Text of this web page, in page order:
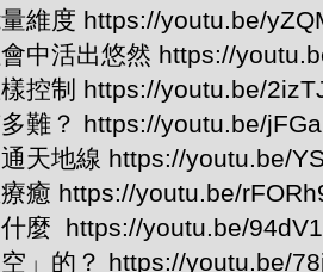
維度 https://youtu.be/
中活出悠然 https://
控制 https://youtu.be/
難？ https://youtu.be/
天地線 https://youtu.be/
癒 https://youtu.be/
麼 https://youtu.be/
」的？ https://youtu.be/